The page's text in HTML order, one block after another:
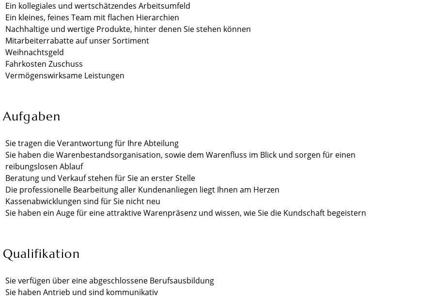
Ein kollegiales und wertschätzendes Arbeitsumfeld
Ein kleines, feines Team mit flachen Hierarchien
Nachhaltige und wertige Produkte, hinter denen Sie stehen können
Mitarbeiterrabatte auf unser Sortiment
Weihnachtsgeld
Fahrkosten Zuschuss
Vermögenswirksame Leistungen
Sie tragen die Verantwortung für Ihre Abteilung
Sie haben die Warenbestandsorganisation, sowie dem Warenfluss im Blick und sorgen für einen
reibungslosen Ablauf
Beratung und Verkauf stehen für Sie an erster Stelle
Die professionelle Bearbeitung aller Kundenanliegen liegt Ihnen am Herzen
Kassenabwicklungen sind für Sie nicht neu
Sie haben ein Auge für eine attraktive Warenpräsenz und wissen, wie Sie die Kundschaft begeistern
Sie verfügen über eine abgeschlossene Berufsausbildung
Sie haben Antrieb und sind kommunikativ